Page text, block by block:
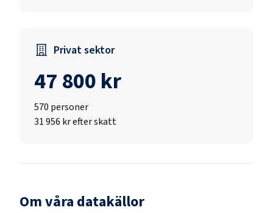
Privat sektor
47 800 kr
570 personer
31 956 kr efter skatt
Om våra datakällor